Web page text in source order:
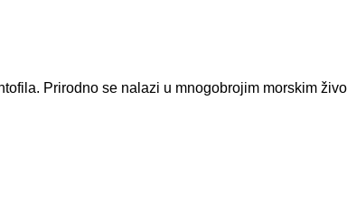
Prirodno se nalazi u mnogobrojim morskim